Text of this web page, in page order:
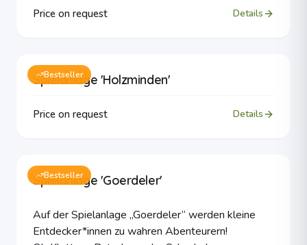
Price on request Details
Bestseller
Spielanlage 'Holzminden'
Price on request Details
Bestseller
Spielanlage 'Goerdeler'
Auf der Spielanlage „Goerdeler“ werden kleine
Entdecker*innen zu wahren Abenteurern!